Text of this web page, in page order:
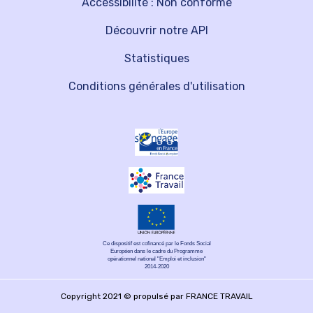
Découvrir notre API
Statistiques
Conditions générales d'utilisation
Ce dispositif est cofinancé par le Fonds Social
Européen dans le cadre du Programme
opérationnel national "Emploi et inclusion"
2014-2020
Copyright 2021 © propulsé par FRANCE TRAVAIL